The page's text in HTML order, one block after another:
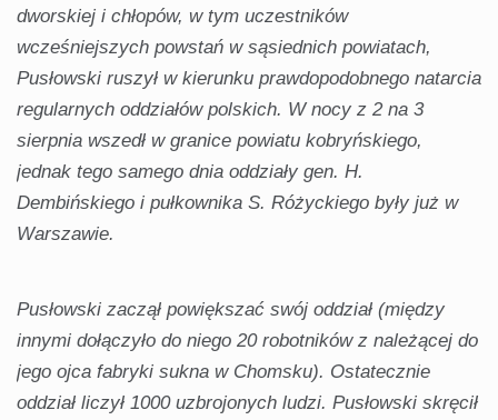
dworskiej i chłopów, w tym uczestników
wcześniejszych powstań w sąsiednich powiatach,
Pusłowski ruszył w kierunku prawdopodobnego natarcia
regularnych oddziałów polskich. W nocy z 2 na 3
sierpnia wszedł w granice powiatu kobryńskiego,
jednak tego samego dnia oddziały gen. H.
Dembińskiego i pułkownika S. Różyckiego były już w
Warszawie.
Pusłowski zaczął powiększać swój oddział (między
innymi dołączyło do niego 20 robotników z należącej do
jego ojca fabryki sukna w Chomsku). Ostatecznie
oddział liczył 1000 uzbrojonych ludzi. Pusłowski skręcił